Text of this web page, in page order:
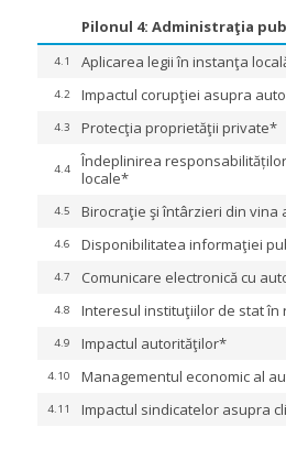
Pilonul 4: Administraţia
4.1 Aplicarea legii în instanţa
4.2 Impactul corupţiei asupra
4.3 Protecţia proprietăţii private*
4.4
Îndeplinirea
locale*
4.5 Birocraţie şi întârzieri din vina
4.6 Disponibilitatea informaţiei
4.7 Comunicare electronică cu
4.8 Interesul instituţiilor de stat în
4.9 Impactul autorităţilor*
4.10 Managementul economic al
4.11 Impactul sindicatelor asupra